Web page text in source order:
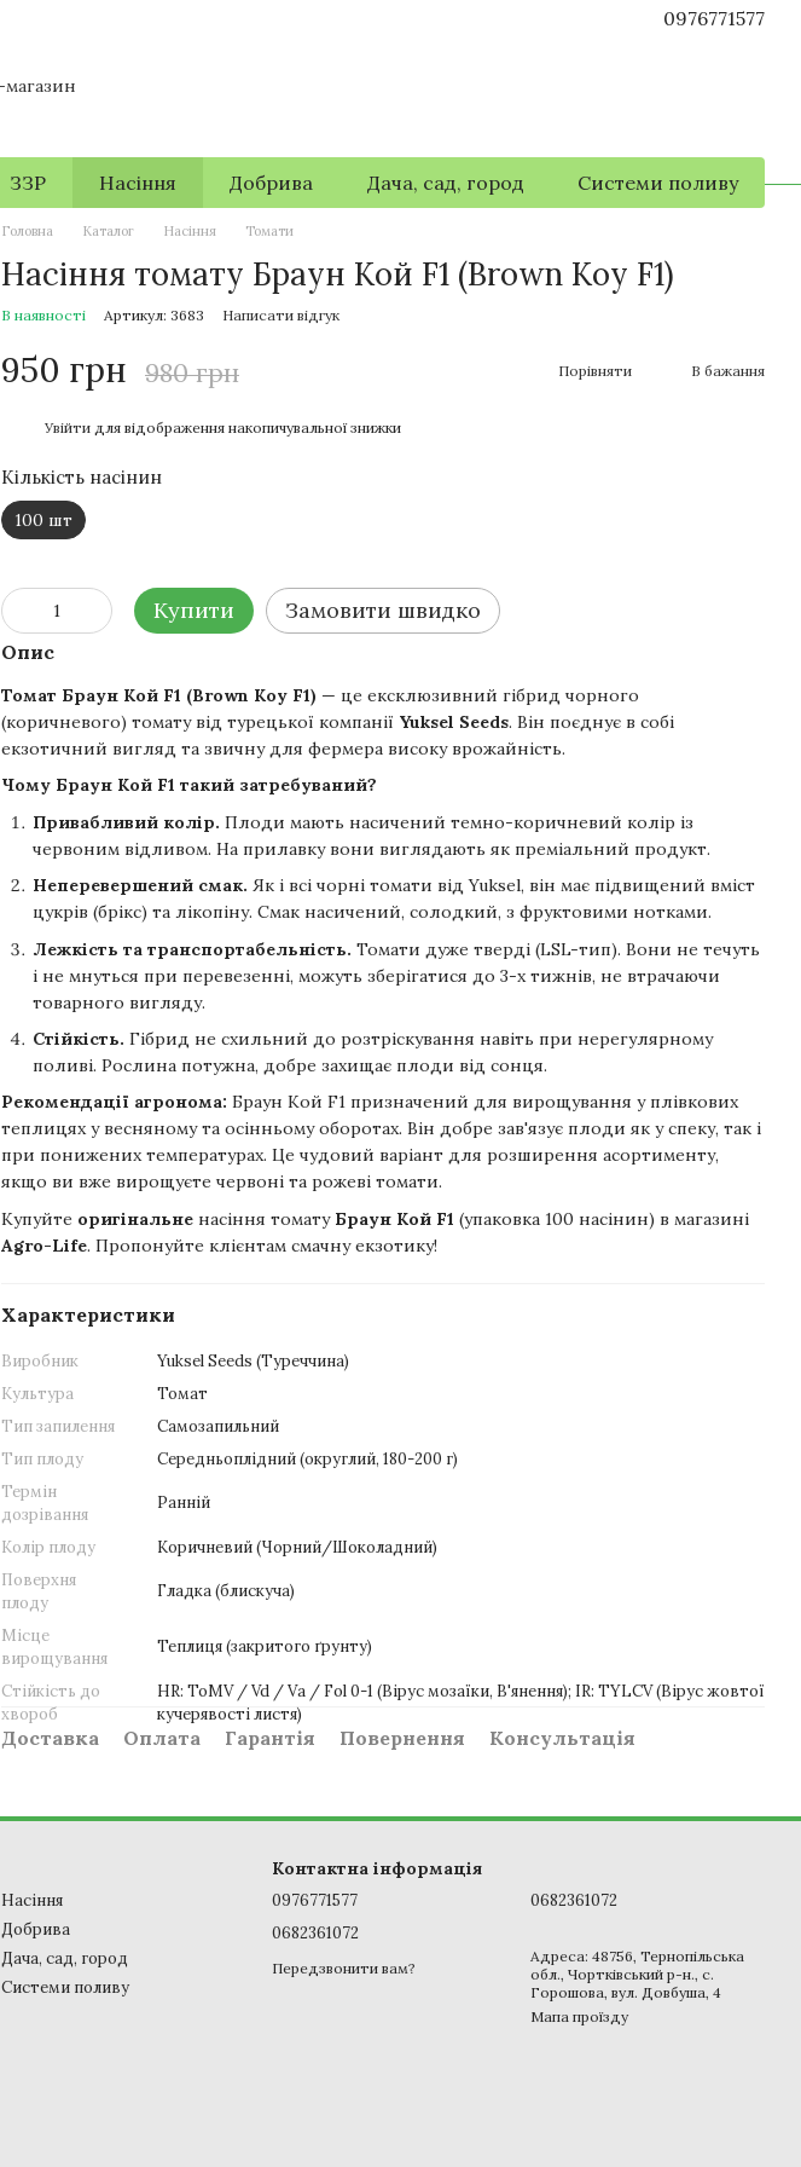
0976771577
ЗЗР Насіння Добрива Дача, сад, город Системи поливу
Головна Каталог Насіння Томати
Насіння томату Браун Кой F1 (Brown Koy F1)
В наявності Артикул: 3683 Написати відгук
950 грн 980 грн Порівняти В бажання
Увійти для відображення накопичувальної знижки
Кількість насінин
100 шт
Купити Замовити швидко
Опис
Томат Браун Кой F1 (Brown Koy F1) — це ексклюзивний гібрид чорного
(коричневого) томату від турецької компанії Yuksel Seeds. Він поєднує в собі
екзотичний вигляд та звичну для фермера високу врожайність.
Чому Браун Кой F1 такий затребуваний?
Привабливий колір. Плоди мають насичений темно-коричневий колір із
червоним відливом. На прилавку вони виглядають як преміальний продукт.
Неперевершений смак. Як і всі чорні томати від Yuksel, він має підвищений вміст
цукрів (брікс) та лікопіну. Смак насичений, солодкий, з фруктовими нотками.
Лежкість та транспортабельність. Томати дуже тверді (LSL-тип). Вони не течуть
і не мнуться при перевезенні, можуть зберігатися до 3-х тижнів, не втрачаючи
товарного вигляду.
Стійкість. Гібрид не схильний до розтріскування навіть при нерегулярному
поливі. Рослина потужна, добре захищає плоди від сонця.
Рекомендації агронома: Браун Кой F1 призначений для вирощування у плівкових
теплицях у весняному та осінньому оборотах. Він добре зав'язує плоди як у спеку, так і
при понижених температурах. Це чудовий варіант для розширення асортименту,
якщо ви вже вирощуєте червоні та рожеві томати.
Купуйте оригінальне насіння томату Браун Кой F1 (упаковка 100 насінин) в магазині
Agro-Life. Пропонуйте клієнтам смачну екзотику!
Характеристики
Виробник
Yuksel Seeds (Туреччина)
Культура
Томат
Тип запилення
Самозапильний
Тип плоду
Середньоплідний (округлий, 180-200 г)
Термін
дозрівання
Ранній
Колір плоду
Коричневий (Чорний/Шоколадний)
Поверхня
плоду
Гладка (блискуча)
Місце
вирощування
Теплиця (закритого ґрунту)
Стійкість до
хвороб
HR: ToMV / Vd / Va / Fol 0-1 (Вірус мозаїки, В'янення); IR: TYLCV (Вірус жовтої
кучерявості листя)
Доставка Оплата Гарантія Повернення Консультація
Насіння
Добрива
Дача, сад, город
Системи поливу
Контактна інформація
0976771577
0682361072
Передзвонити вам?
0682361072
Адреса: 48756, Тернопільська
обл., Чортківський р-н., с.
Горошова, вул. Довбуша, 4
Мапа проїзду